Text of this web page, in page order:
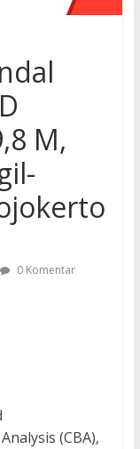
M,
0 Komentar
(CBA),